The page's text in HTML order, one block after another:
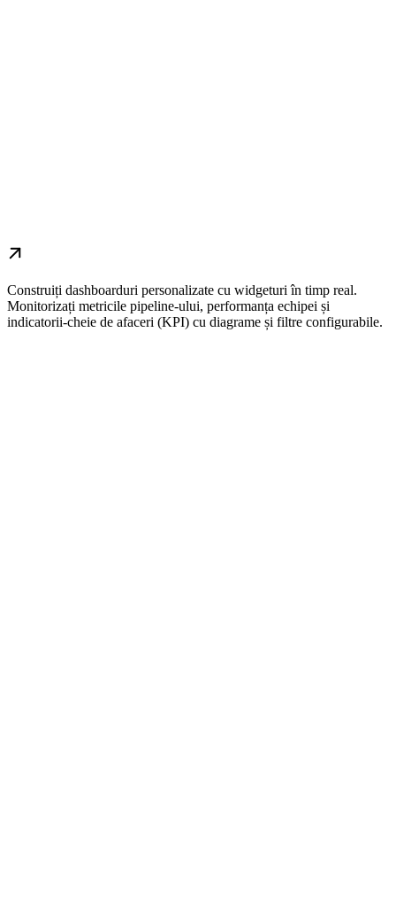
Construiți dashboarduri personalizate cu widgeturi în timp real.
Monitorizați metricile pipeline-ului, performanța echipei și
indicatorii-cheie de afaceri (KPI) cu diagrame și filtre configurabile.